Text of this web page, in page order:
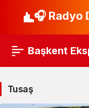
🎧 Radyo
Başkent
Tusaş